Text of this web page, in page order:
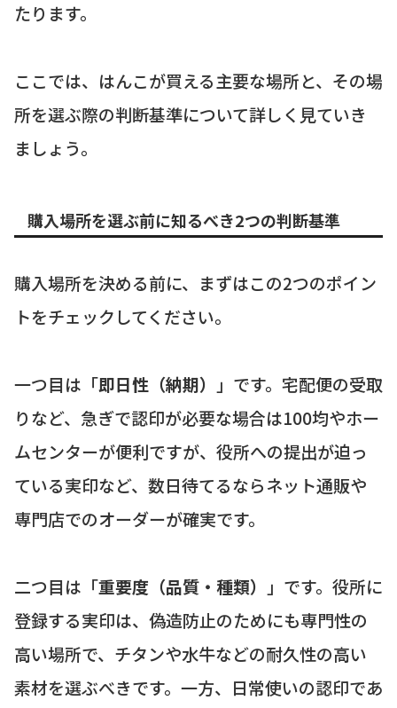
たります。
ここでは、はんこが買える主要な場所と、その場
所を選ぶ際の判断基準について詳しく見ていき
ましょう。
購入場所を選ぶ前に知るべき2つの判断基準
購入場所を決める前に、まずはこの2つのポイン
トをチェックしてください。
一つ目は「即日性（納期）
」です。宅配便の受取
りなど、急ぎで認印が必要な場合は100均やホー
ムセンターが便利ですが、役所への提出が迫っ
ている実印など、数日待てるならネット通販や
専門店でのオーダーが確実です。
二つ目は「重要度（品質・種類）
」です。役所に
登録する実印は、偽造防止のためにも専門性の
高い場所で、チタンや水牛などの耐久性の高い
素材を選ぶべきです。一方、日常使いの認印であ